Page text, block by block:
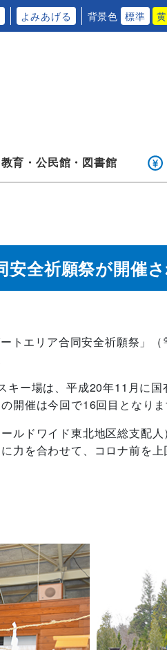
よみあげる 背景色 標準 黄
教育・公民館・ 図書館
全祈願祭が開催
エリア合同安全祈願祭」
ー場は、平成20年11月に
開催は今回で16回目となりま
ドワイド東北地区総支配
力を合わせて、コロナ前を